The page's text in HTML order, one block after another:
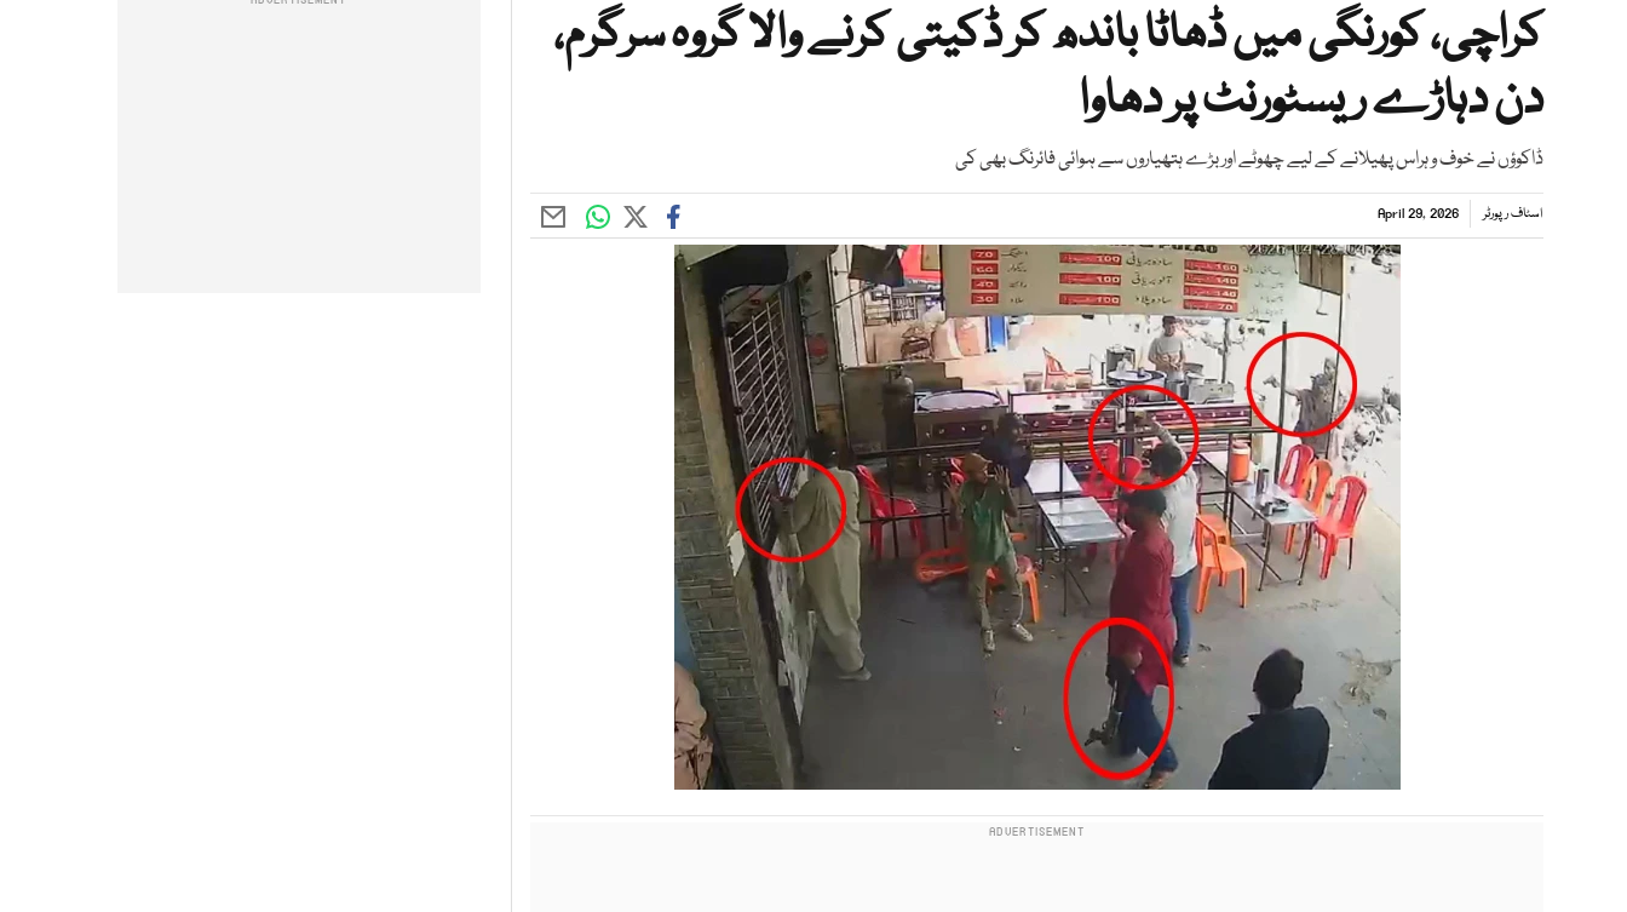
کراچی، کورنگی میں ڈھاٹا باندھ کر ڈکیتی کرنے والا گروہ سرگرم،
دن دہاڑے ریسٹورنٹ پر دھاوا
ڈاکوؤں نے خوف و ہراس پھیلانے کے لیے چھوٹے اور بڑے ہتھیاروں سے ہوائی فائرنگ بھی کی
اسٹاف رپورٹر April 29, 2026